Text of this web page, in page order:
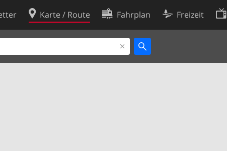
Karte / Route Fahrplan Freizeit
Cookie-Richtlinie
Cookie-Einstellungen